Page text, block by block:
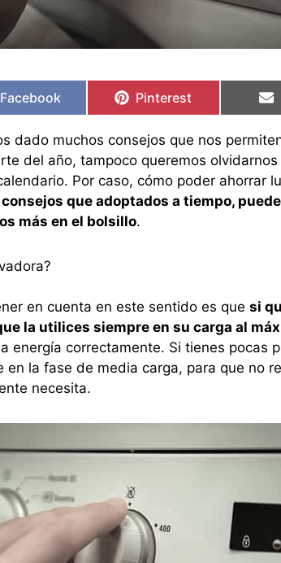
en
Facebook
en
Pinterest
dado muchos consejos que nos
del año, tampoco queremos
Por caso, cómo poder ahorrar
que adoptados a tiempo,
más en el bolsillo.
en cuenta en este sentido es que si
la utilices siempre en su carga al
energía correctamente. Si tienes pocas
en la fase de media carga, para que no
necesita.
en
en